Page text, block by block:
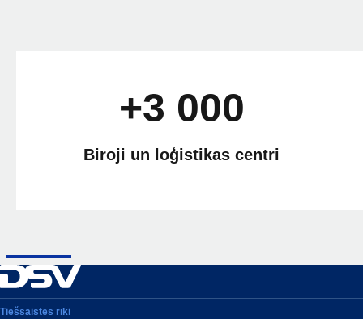
+3 000
Biroji un loģistikas centri
Tiešsaistes rīki